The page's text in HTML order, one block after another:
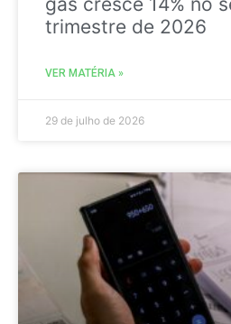
trimestre de 2026
VER MATÉRIA »
29 de julho de 2026